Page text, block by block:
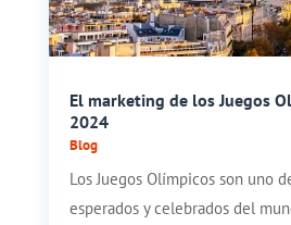
El marketing de los Juegos
2024
Blog
Los Juegos Olímpicos son uno
esperados y celebrados del